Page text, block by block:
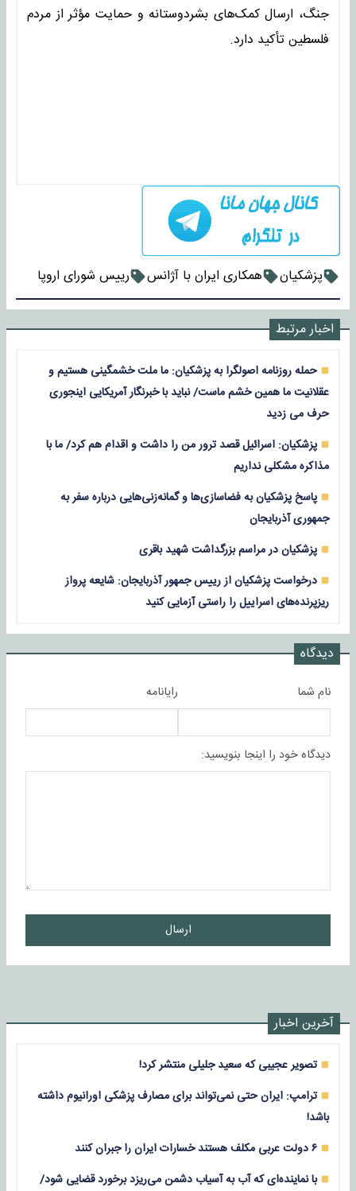
جنگ، ارسال کمک‌های بشردوستانه و حمایت مؤثر از مردم
فلسطین تأکید دارد.
پزشکیان همکاری ایران با آژانس رییس شورای اروپا
اخبار مرتبط
حمله روزنامه اصولگرا به پزشکیان: ما ملت خشمگینی هستیم و
عقلانیت ما همین خشم ماست/ نباید با خبرنگار آمریکایی اینجوری
حرف می زدید
پزشکیان: اسرائیل قصد ترور من را داشت و اقدام هم کرد/ ما با
مذاکره مشکلی نداریم
پاسخ پزشکیان به فضاسازی‌ها و گمانه‌زنی‌هایی درباره سفر به
جمهوری آذربایجان
پزشکیان در مراسم بزرگداشت شهید باقری
درخواست پزشکیان از رییس جمهور آذربایجان: شایعه پرواز
ریزپرنده‌های اسراییل را راستی آزمایی کنید
دیدگاه
نام شما رایانامه
دیدگاه خود را اینجا بنویسید:
ارسال
آخرین اخبار
تصویر عجیبی که سعید جلیلی منتشر کرد!
ترامپ: ایران حتی نمی‌تواند برای مصارف پزشکی اورانیوم داشته
باشد!
۶ دولت عربی مکلف هستند خسارات ایران را جبران کنند
با نماینده‌ای که آب به آسیاب دشمن می‌ریزد برخورد قضایی شود/